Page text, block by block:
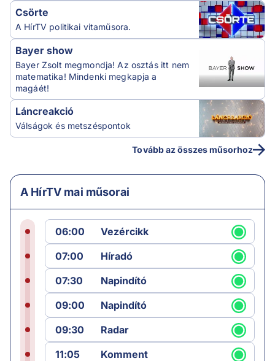
Csörte
A HírTV politikai vitaműsora.
Bayer show
Bayer Zsolt megmondja! Az osztás itt nem
matematika! Mindenki megkapja a
magáét!
Láncreakció
Válságok és metszéspontok
Tovább az összes műsorhoz
A HírTV mai műsorai
06:00
Vezércikk
07:00
Híradó
07:30
Napindító
09:00
Napindító
09:30
Radar
11:05
Komment